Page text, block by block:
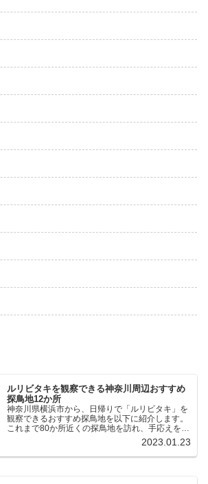
ルリビタキを観察できる神奈川周辺おすすめ
探鳥地12か所
神奈川県横浜市から、日帰りで「ルリビタキ」を
観察できるおすすめ探鳥地を以下に紹介します。
これまで80か所近くの探鳥地を訪れ、手応えを感
じた場所です。以下、★ が多いほど観察しやす
く、出現頻度が高いと感じた場所です。 北本自然
観察公園：埼玉県...
2023.01.23